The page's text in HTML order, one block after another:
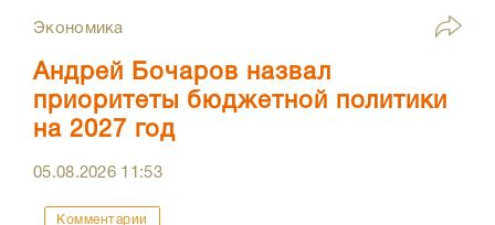
Экономика
Андрей Бочаров назвал
приоритеты бюджетной политики
на 2027 год
05.08.2026 11:53
Комментарии